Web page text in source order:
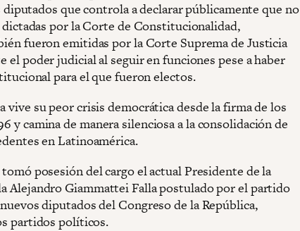
que controla a declarar públicamente que no
dictadas por la Corte de Constitucionalidad,
fueron emitidas por la Corte Suprema de Justicia
el poder judicial al seguir en funciones pese a haber
para el que fueron electos.
vive su peor crisis democrática desde la firma de los
y camina de manera silenciosa a la consolidación de
en Latinoamérica.
posesión del cargo el actual Presidente de la
Alejandro Giammattei Falla postulado por el partido
diputados del Congreso de la República,
partidos políticos.